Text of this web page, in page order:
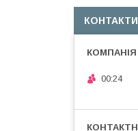
КОНТАКТИ
00:24